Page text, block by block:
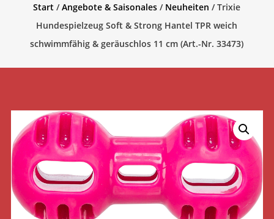
Start /Angebote & Saisonales / Neuheiten / Trixie
Hundespielzeug Soft & Strong Hantel TPR weich
schwimmfähig & geräuschlos 11 cm (Art.-Nr. 33473)